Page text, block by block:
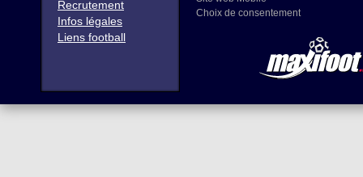
Recrutement
Infos légales
Liens football
Choix de consentement